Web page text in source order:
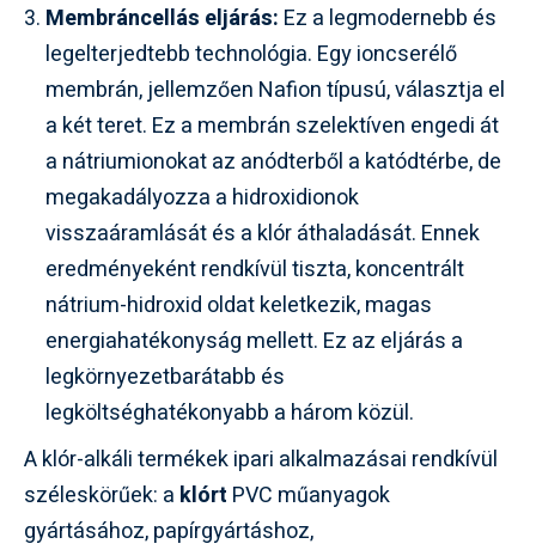
Membráncellás eljárás: Ez a legmodernebb és
legelterjedtebb technológia. Egy ioncserélő
membrán, jellemzően Nafion típusú, választja el
a két teret. Ez a membrán szelektíven engedi át
a nátriumionokat az anódterből a katódtérbe, de
megakadályozza a hidroxidionok
visszaáramlását és a klór áthaladását. Ennek
eredményeként rendkívül tiszta, koncentrált
nátrium-hidroxid oldat keletkezik, magas
energiahatékonyság mellett. Ez az eljárás a
legkörnyezetbarátabb és
legköltséghatékonyabb a három közül.
A klór-alkáli termékek ipari alkalmazásai rendkívül
széleskörűek: a klórt PVC műanyagok
gyártásához, papírgyártáshoz,